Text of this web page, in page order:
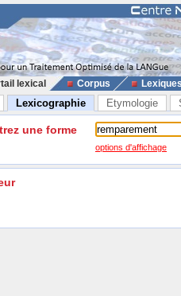
lexical Corpus
Lexicographie Etymologie
une forme
options d'affichage